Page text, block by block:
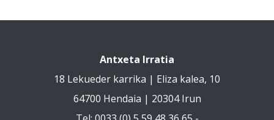
Antxeta Irratia
18 Lekueder karrika | Eliza kalea, 10
64700 Hendaia | 20304 Irun